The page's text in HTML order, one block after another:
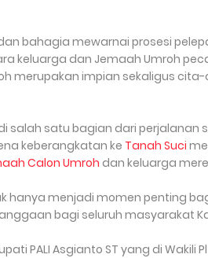
bahagia mewarnai prosesi
keluarga dan Jemaah Umroh
merupakan impian sekaligus
salah satu bagian dari perjalanan
keberangkatan ke Tanah Suci
Calon Umrohdan keluarga
hanya menjadi momen penting
bagi seluruh masyarakat
PALI Asgianto ST yang di Wakili